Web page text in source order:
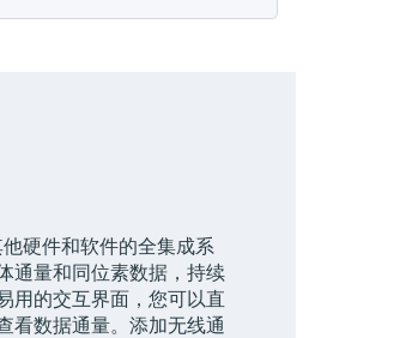
硬件和软件的全集成系
通量和同位素数据，持续
用的交互界面，您可以直
看数据通量。添加无线通